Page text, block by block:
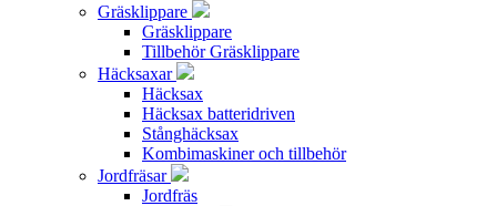
Gräsklippare
Gräsklippare
Tillbehör Gräsklippare
Häcksaxar
Häcksax
Häcksax batteridriven
Stånghäcksax
Kombimaskiner och tillbehör
Jordfräsar
Jordfräs